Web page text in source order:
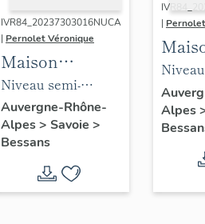
IVR84_20237303016NUCA
| Pernolet Véronique
Maison
traditionnelle
dite maison
"des Finette" à
Bessans
Niveau semi-
enterré, entrée
avec descente vers
le logis-étable
Auvergne-Rhône-
Alpes> Savoie >
Bessans
|
dite
"des
Alpes